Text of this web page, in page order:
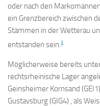
oder nach den
ein Grenzbereich zwischen
Stämmen in der Wetterau
entstanden sein.3
Möglicherweise bereits
rechtsrheinische Lager
Geinsheimer Kornsand
Gustavsburg (GIG4) , als